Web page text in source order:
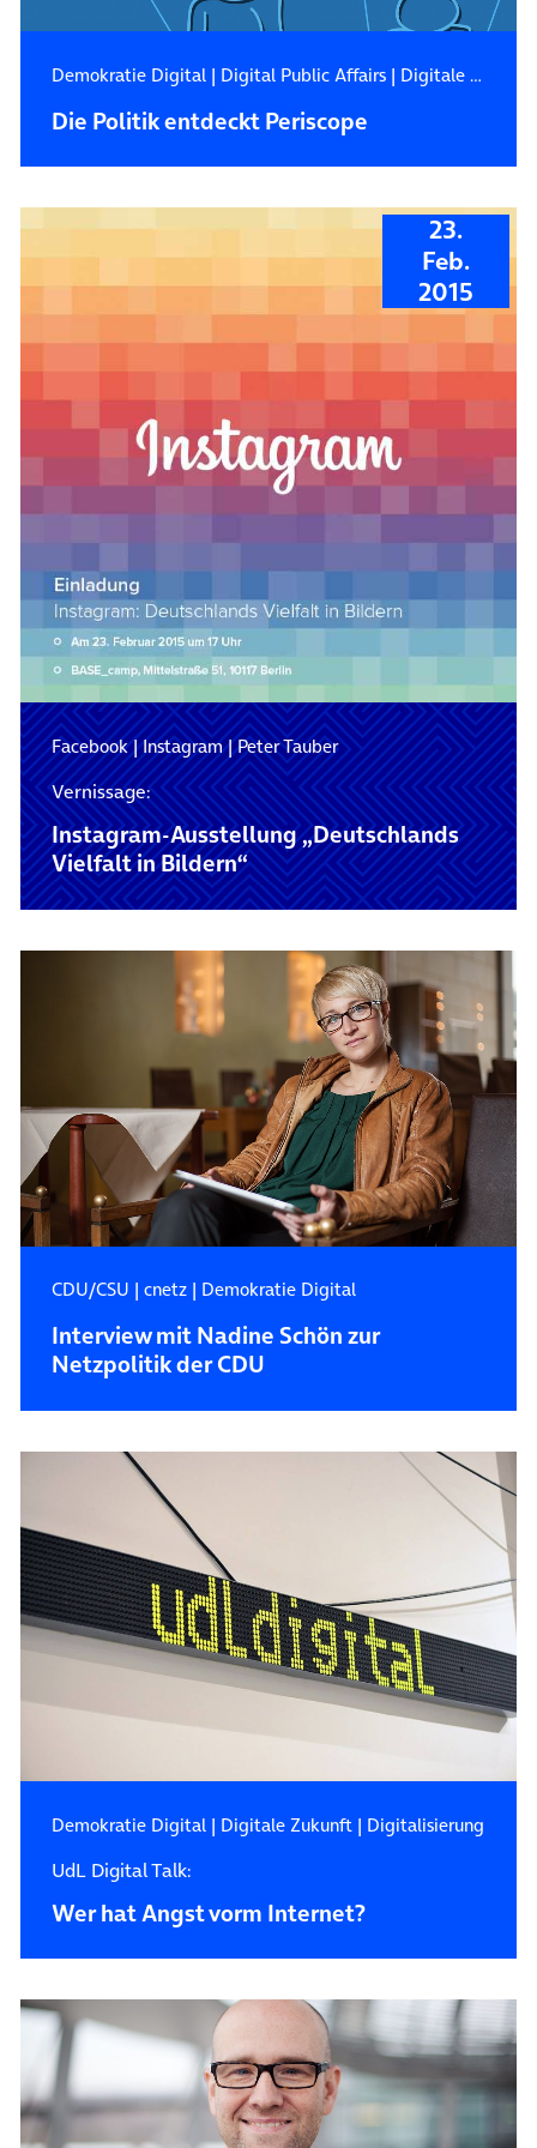
Demokratie Digital| Digital Public Affairs| Digitale Zukunft
Die Politik entdeckt Periscope
23.
Feb.
2015
Facebook|Instagram|Peter Tauber
Vernissage:
Instagram-Ausstellung „Deutschlands
Vielfalt in Bildern“
CDU/CSU | cnetz| Demokratie Digital
Interview mit Nadine Schön zur
Netzpolitik der CDU
Demokratie Digital| Digitale Zukunft| Digitalisierung
UdL Digital Talk:
Wer hat Angst vorm Internet?